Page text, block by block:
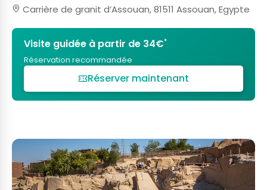
Carrière de granit d’Assouan, 81511 Assouan, Egypte
Visite guidée à partir de 34€*
Réservation recommandée
Réserver maintenant